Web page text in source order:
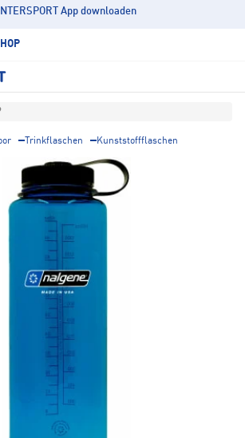
INTERSPORT App downloaden
Trinkflaschen Kunststoffflaschen